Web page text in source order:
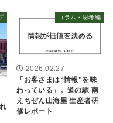
コラム・思考編
2026.02.27
「お客さまは“情報”を味
わっている」。道の駅 南
えちぜん山海里 生産者研
修レポート